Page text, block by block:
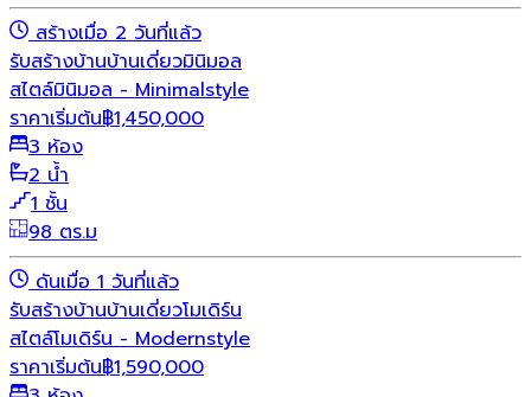
สร้างเมื่อ 2 วันที่แล้ว
รับสร้างบ้านบ้านเดี่ยวมินิมอล
สไตล์มินิมอล - Minimalstyle
ราคาเริ่มต้น฿1,450,000
3 ห้อง
2 น้ำ
1 ชั้น
98 ตร.ม
ดันเมื่อ 1 วันที่แล้ว
รับสร้างบ้านบ้านเดี่ยวโมเดิร์น
สไตล์โมเดิร์น - Modernstyle
ราคาเริ่มต้น฿1,590,000